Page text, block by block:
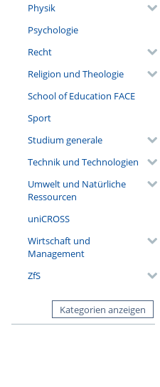
Physik
Psychologie
Recht
Religion und Theologie
School of Education FACE
Sport
Studium generale
Technik und Technologien
Umwelt und Natürliche
Ressourcen
uniCROSS
Wirtschaft und
Management
ZfS
Kategorien anzeigen